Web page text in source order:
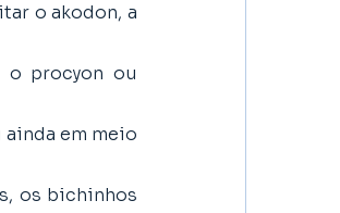
o akodon, a
o procyon ou
em meio
os bichinhos